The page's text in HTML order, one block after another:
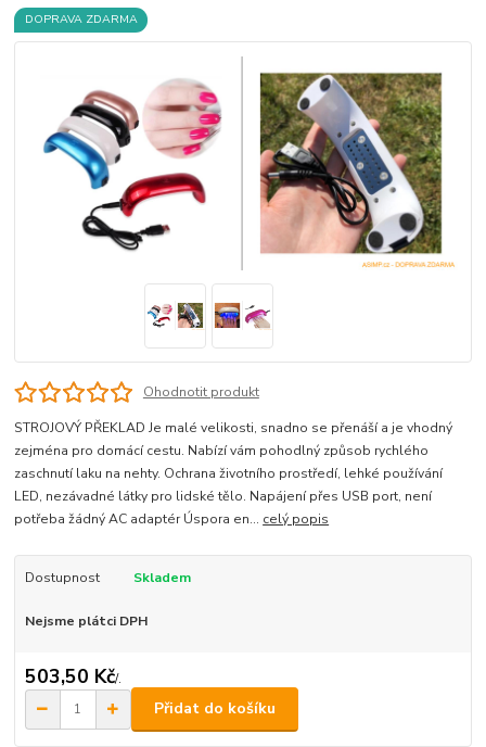
DOPRAVA ZDARMA
Ohodnotit produkt
STROJOVÝ PŘEKLAD Je malé velikosti, snadno se přenáší a je vhodný
zejména pro domácí cestu. Nabízí vám pohodlný způsob rychlého
zaschnutí laku na nehty. Ochrana životního prostředí, lehké používání
LED, nezávadné látky pro lidské tělo. Napájení přes USB port, není
potřeba žádný AC adaptér Úspora en... celý popis
Dostupnost Skladem
Nejsme plátci DPH
503,50 Kč/.
Přidat do košíku